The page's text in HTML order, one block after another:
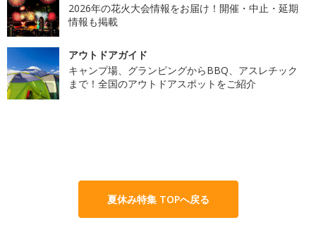
2026年の花火大会情報をお届け！開催・中止・延期
情報も掲載
アウトドアガイド
キャンプ場、グランピングからBBQ、アスレチック
まで！全国のアウトドアスポットをご紹介
夏休み特集 TOPへ戻る